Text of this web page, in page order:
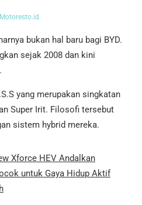
bukan hal baru bagi BYD.
sejak 2008 dan kini
yang merupakan singkatan
Super Irit. Filosofi tersebut
sistem hybrid mereka.
Xforce HEV Andalkan
untuk Gaya Hidup Aktif